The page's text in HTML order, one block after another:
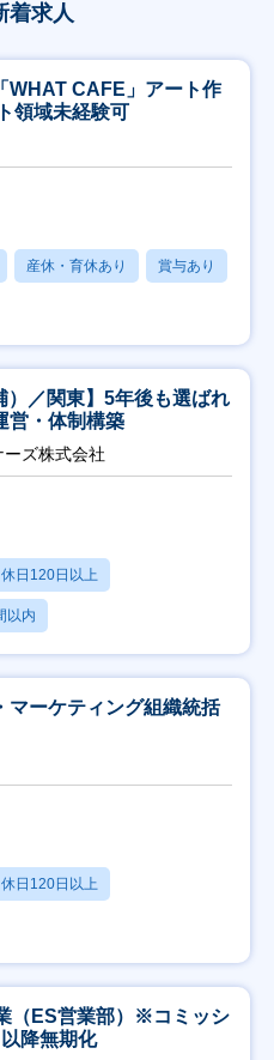
着求人
WHAT CAFE」アート作
領域未経験可
産休・育休あり 賞与あり
）／関東】5年後も選ばれ
営・体制構築
ズ株式会社
休日120日以上
以内
マーケティング組織統括
休日120日以上
（ES営業部）※コミッシ
降無期化